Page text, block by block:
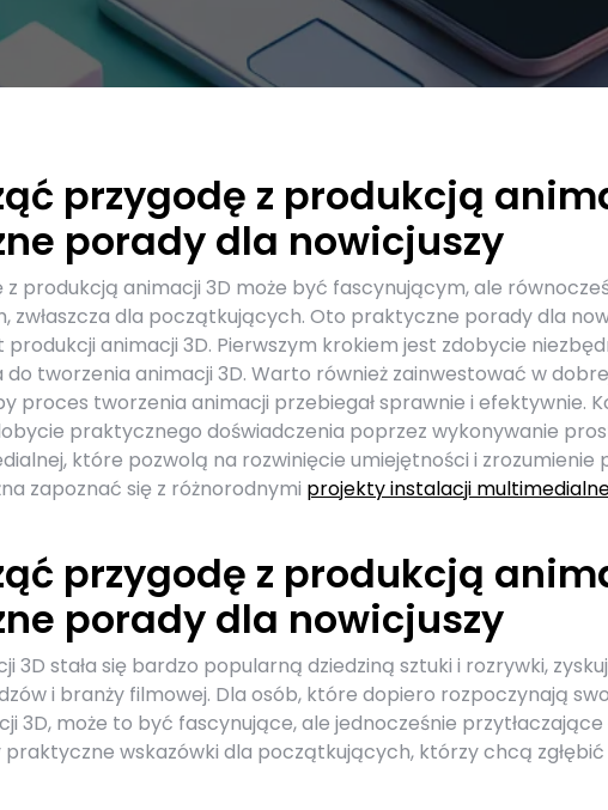
przygodę z produkcją
porady dla nowicjuszy
produkcją animacji 3D może być fascynującym, ale
zwłaszcza dla początkujących. Oto praktyczne porady dla
animacji 3D. Pierwszym krokiem jest zdobycie
tworzenia animacji 3D. Warto również zainwestować w
proces tworzenia animacji przebiegał sprawnie i efektywnie.
praktycznego doświadczenia poprzez wykonywanie
które pozwolą na rozwinięcie umiejętności i zrozumienie
zapoznać się z różnorodnymi projekty instalacji
przygodę z produkcją
porady dla nowicjuszy
3D stała się bardzo popularną dziedziną sztuki i rozrywki,
i branży filmowej. Dla osób, które dopiero rozpoczynają
3D, może to być fascynujące, ale jednocześnie
wskazówki dla początkujących, którzy chcą